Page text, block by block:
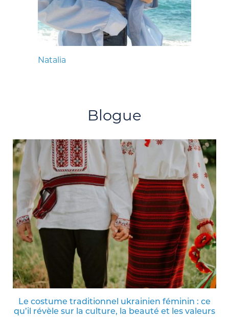
Natalia
Blogue
Le costume traditionnel ukrainien féminin : ce
qu’il révèle sur la culture, la beauté et les valeurs